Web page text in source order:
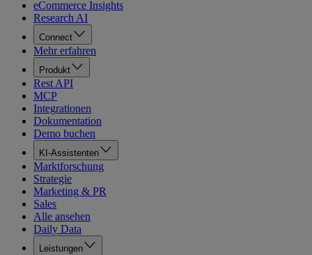
eCommerce Insights
Research AI
Connect
Mehr erfahren
Produkt
Rest API
MCP
Integrationen
Dokumentation
Demo buchen
KI-Assistenten
Marktforschung
Strategie
Marketing & PR
Sales
Alle ansehen
Daily Data
Leistungen